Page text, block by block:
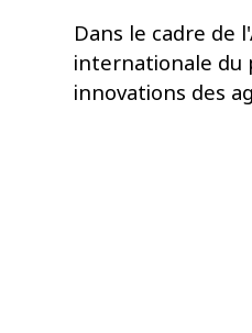
Dans le cadre de
internationale du
innovations des